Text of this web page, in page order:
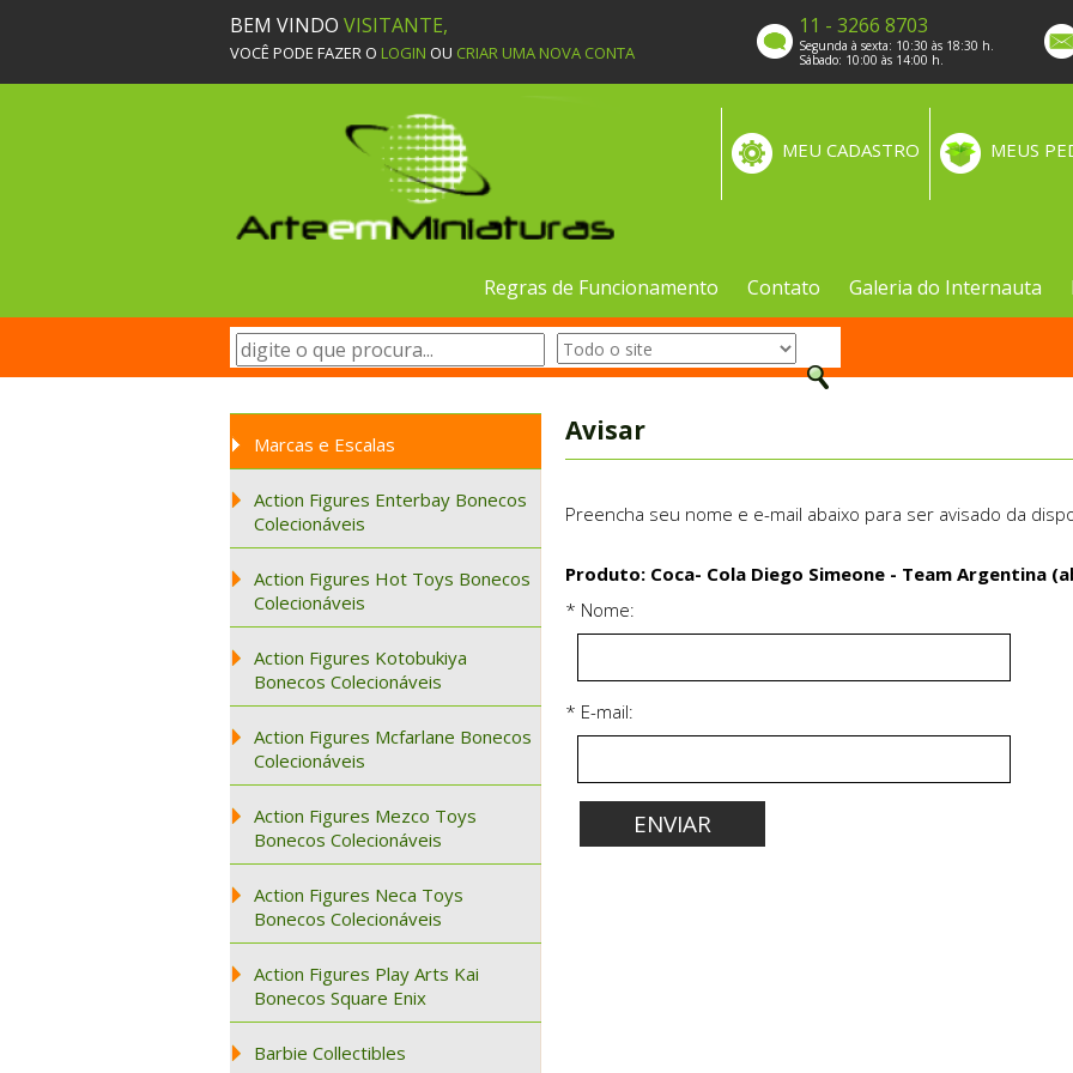
BEM VINDO VISITANTE,
VOCÊ PODE FAZER O LOGIN OU CRIAR UMA NOVA CONTA
11 - 3266 8703
Segunda à sexta: 10:30 às 18:30 h.
Sábado: 10:00 às 14:00 h.
MEUS
MEU CADASTRO
Regras de Funcionamento Contato Galeria do Internauta
Marcas e Escalas
Action Figures Enterbay Bonecos
Colecionáveis
Action Figures Hot Toys Bonecos
Colecionáveis
Action Figures Kotobukiya
Bonecos Colecionáveis
Action Figures Mcfarlane Bonecos
Colecionáveis
Action Figures Mezco Toys
Bonecos Colecionáveis
Action Figures Neca Toys
Bonecos Colecionáveis
Action Figures Play Arts Kai
Bonecos Square Enix
Barbie Collectibles
Avisar
Preencha seu nome e e-mail abaixo para ser avisado da
Produto: Coca- Cola Diego Simeone - Team Argentina
* Nome:
* E-mail: